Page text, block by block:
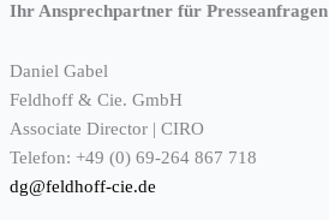
Ihr Ansprechpartner für Presseanfragen
Daniel Gabel
Feldhoff & Cie. GmbH
Associate Director | CIRO
Telefon: +49 (0) 69-264 867 718
dg@feldhoff-cie.de